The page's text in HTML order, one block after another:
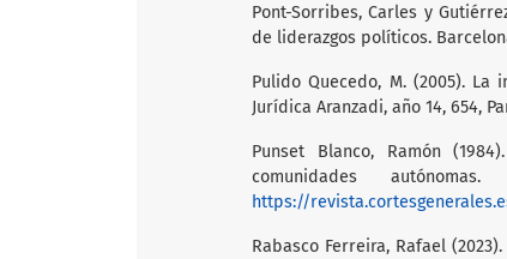
Pont-Sorribes, Carles y
de liderazgos políticos.
Pulido Quecedo, M. (2005).
Jurídica Aranzadi, año 14, 654,
Punset Blanco, Ramón
comunidades
https://
Rabasco Ferreira, Rafael